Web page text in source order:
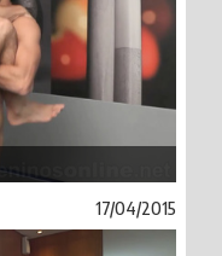
17/04/2015